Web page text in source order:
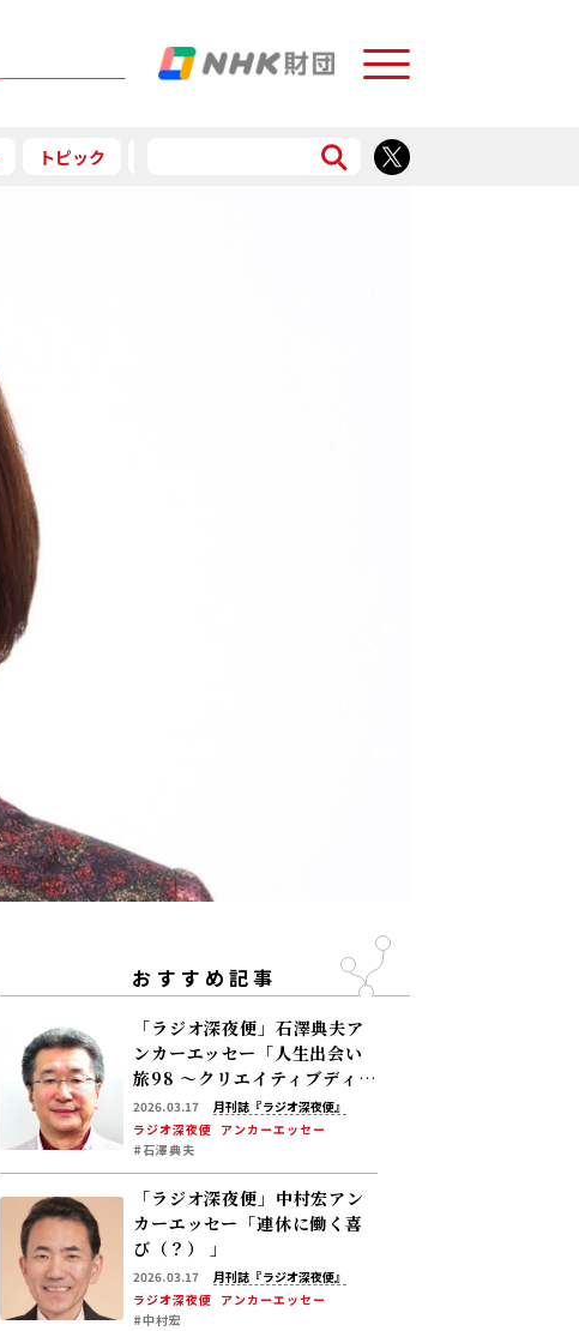
Menu
トピック
おすすめ記事
「ラジオ深夜便」石澤典夫ア
ンカーエッセー「人生出会い
旅98 ～クリエイティブディレ
クター・茅野しのぶさん」
2026.03.17
月刊誌『ラジオ深夜便』
ラジオ深夜便 アンカーエッセー
#石澤典夫
「ラジオ深夜便」中村宏アン
カーエッセー「連休に働く喜
び（？） 」
2026.03.17
月刊誌『ラジオ深夜便』
ラジオ深夜便 アンカーエッセー
#中村宏